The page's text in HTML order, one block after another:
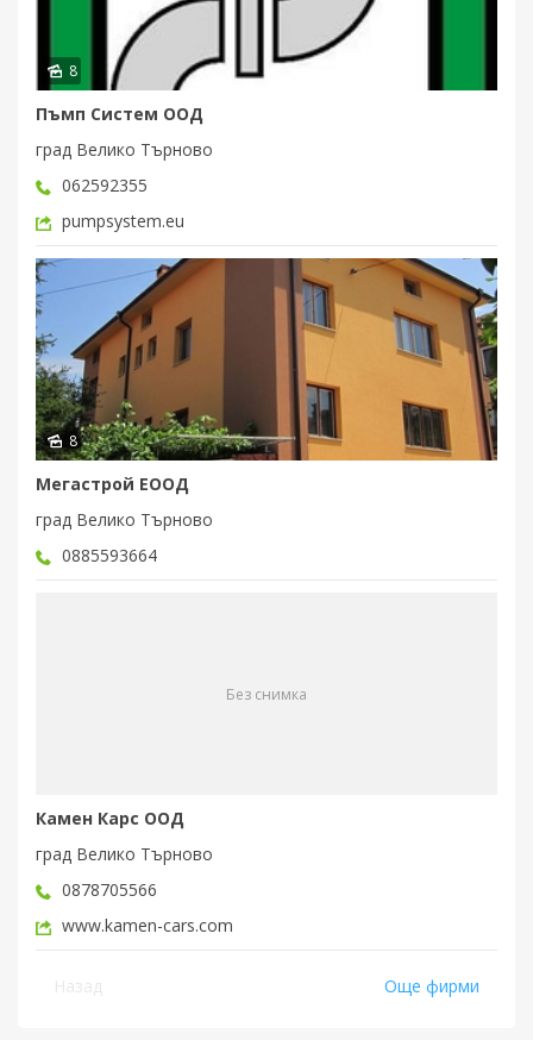
8
Пъмп Систем ООД
град Велико Търново
062592355
pumpsystem.eu
8
Мегастрой ЕООД
град Велико Търново
0885593664
Без снимка
Камен Карс ООД
град Велико Търново
0878705566
www.kamen-cars.com
Още фирми